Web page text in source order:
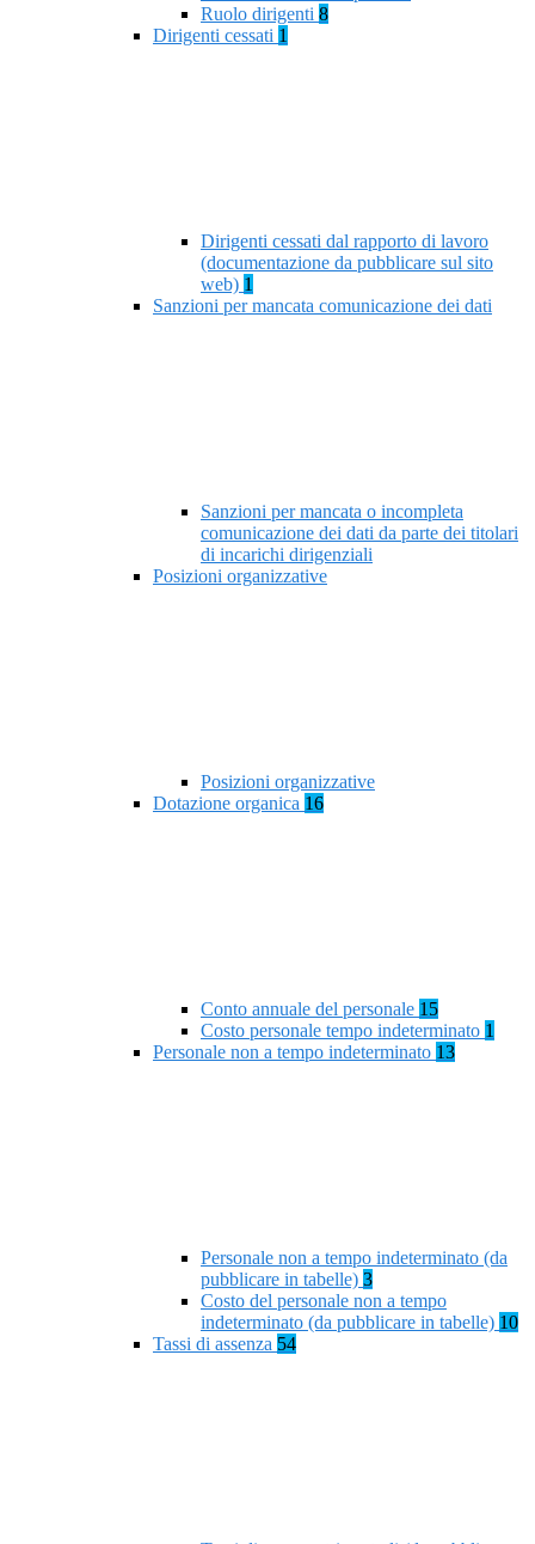
Ruolo dirigenti 8
Dirigenti cessati 1
Dirigenti cessati dal rapporto di lavoro
(documentazione da pubblicare sul sito
web) 1
Sanzioni per mancata comunicazione dei dati
Sanzioni per mancata o incompleta
comunicazione dei dati da parte dei titolari
di incarichi dirigenziali
Posizioni organizzative
Posizioni organizzative
Dotazione organica 16
Conto annuale del personale 15
Costo personale tempo indeterminato 1
Personale non a tempo indeterminato 13
Personale non a tempo indeterminato (da
pubblicare in tabelle) 3
Costo del personale non a tempo
indeterminato (da pubblicare in tabelle) 10
Tassi di assenza 54